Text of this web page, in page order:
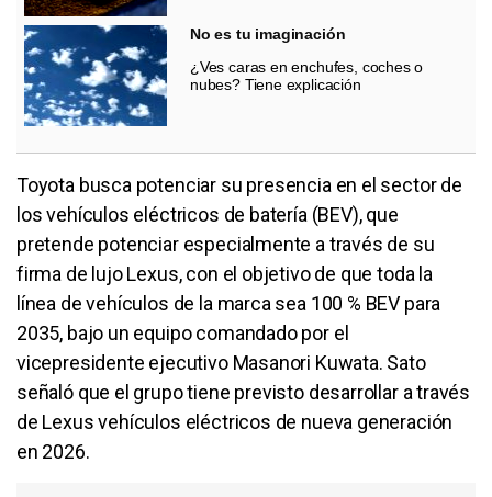
No es tu imaginación
¿Ves caras en enchufes, coches o
nubes? Tiene explicación
Toyota busca potenciar su presencia en el sector de
los vehículos eléctricos de batería (BEV), que
pretende potenciar especialmente a través de su
firma de lujo Lexus, con el objetivo de que toda la
línea de vehículos de la marca sea 100 % BEV para
2035, bajo un equipo comandado por el
vicepresidente ejecutivo Masanori Kuwata. Sato
señaló que el grupo tiene previsto desarrollar a través
de Lexus vehículos eléctricos de nueva generación
en 2026.